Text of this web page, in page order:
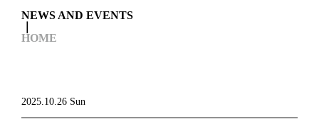
HOME
NEWS AND EVENTS
2025.10.26 Sun